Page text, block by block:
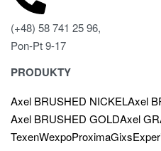
(+48) 58 741 25 96,
Pon-Pt 9-17
PRODUKTY
Axel BRUSHED NICKELAxel
Axel BRUSHED GOLDAxel
TexenWexpoProximaGixs